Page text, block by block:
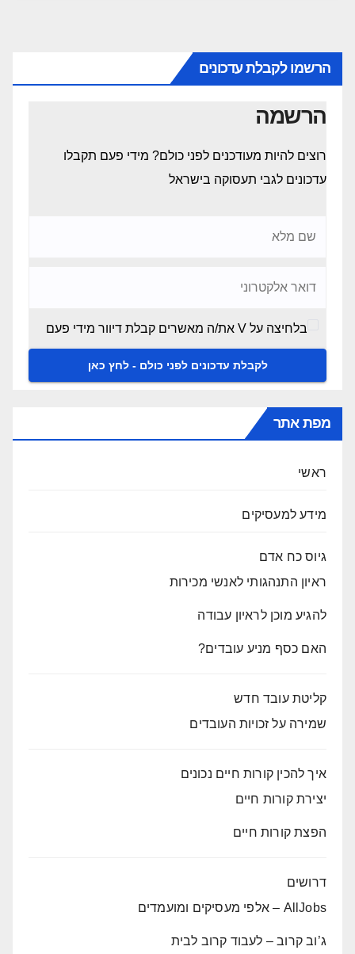
הרשמו לקבלת עדכונים
הרשמה
רוצים להיות מעודכנים לפני כולם? מידי פעם תקבלו
עדכונים לגבי תעסוקה בישראל
בלחיצה על V את/ה מאשרים קבלת דיוור מידי פעם
מפת אתר
ראשי
מידע למעסיקים
גיוס כח אדם
ראיון התנהגותי לאנשי מכירות
להגיע מוכן לראיון עבודה
האם כסף מניע עובדים?
קליטת עובד חדש
שמירה על זכויות העובדים
איך להכין קורות חיים נכונים
יצירת קורות חיים
הפצת קורות חיים
דרושים
AllJobs – אלפי מעסיקים ומועמדים
ג’וב קרוב – לעבוד קרוב לבית